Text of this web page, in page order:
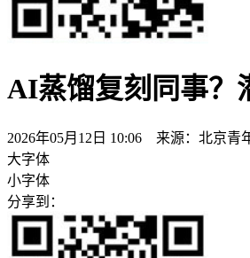
AI蒸馏复刻同事？
2026年05月12日 10:06 来源：北京青
大字体
小字体
分享到：